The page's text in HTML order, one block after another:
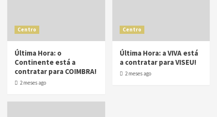
Centro
Última Hora: o
Continente está a
contratar para COIMBRA!
2 meses ago
Centro
Última Hora: a VIVA está
a contratar para VISEU!
2 meses ago